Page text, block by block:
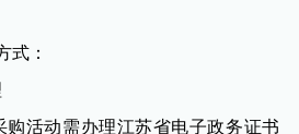
式：
购活动需办理江苏省电子政务证书